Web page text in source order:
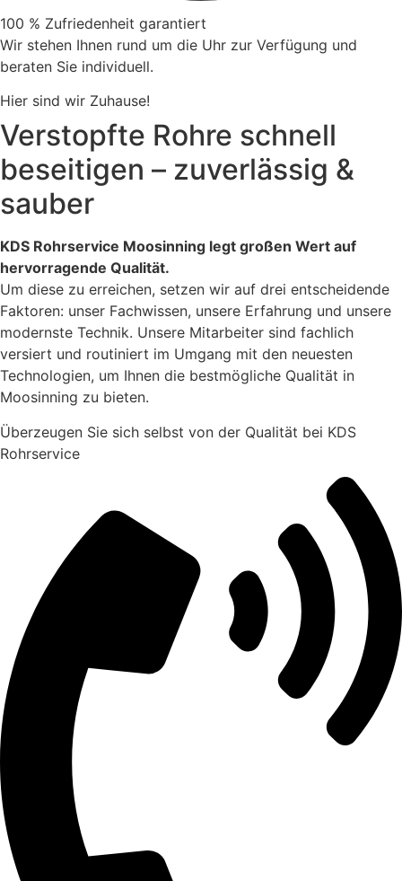
100 % Zufriedenheit garantiert
Wir stehen Ihnen rund um die Uhr zur Verfügung und
beraten Sie individuell.
Hier sind wir Zuhause!
Verstopfte Rohre schnell
beseitigen – zuverlässig &
sauber
KDS Rohrservice Moosinning legt großen Wert auf
hervorragende Qualität.
Um diese zu erreichen, setzen wir auf drei entscheidende
Faktoren: unser Fachwissen, unsere Erfahrung und unsere
modernste Technik. Unsere Mitarbeiter sind fachlich
versiert und routiniert im Umgang mit den neuesten
Technologien, um Ihnen die bestmögliche Qualität in
Moosinning zu bieten.
Überzeugen Sie sich selbst von der Qualität bei KDS
Rohrservice